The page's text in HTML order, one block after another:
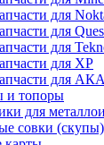
для
для
для
для XP
для АКА
и топоры
для
совки (скупы)